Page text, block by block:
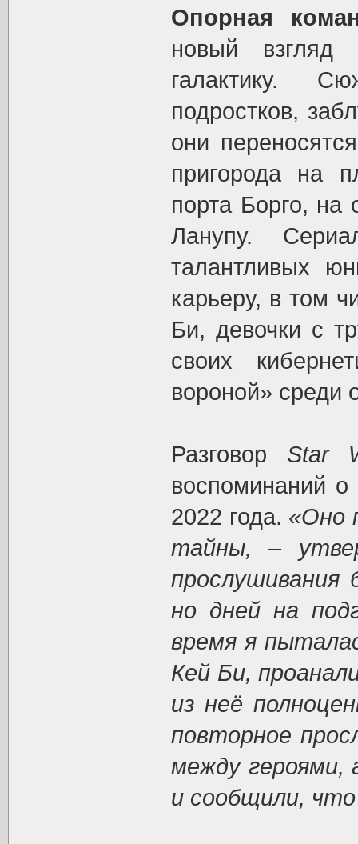
Опорная
новый взгляд
галактику.
подростков,
они
пригорода на
порта Борго,
Ланупу.
талантливых
карьеру, в том
Би, девочки с
своих
вороной» среди
Разговор Star
воспоминаний
2022 года. «Оно
тайны, –
прослушивания
но дней на
время я
Кей Би,
из неё
повторное
между героями,
и сообщили, что